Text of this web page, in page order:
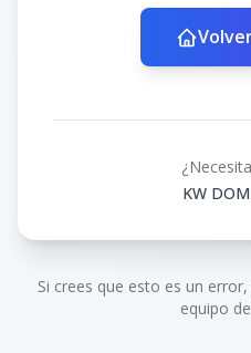
KW
Si crees que esto es un
equipo